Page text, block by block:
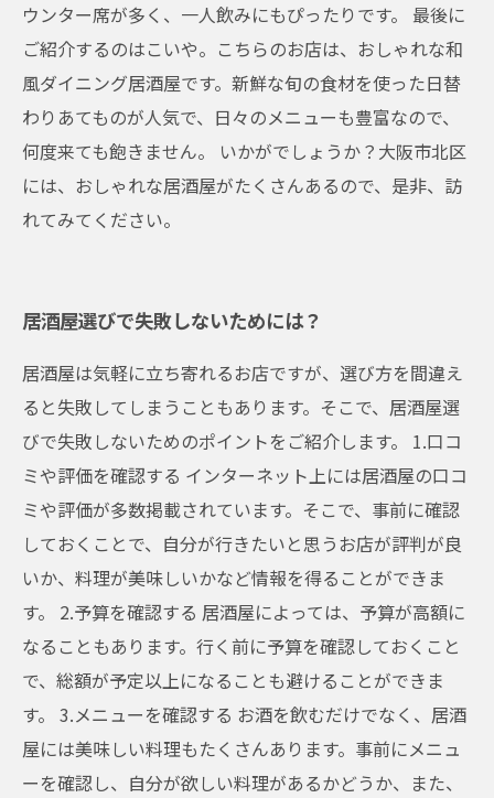
ウンター席が多く、一人飲みにもぴったりです。 最後に
ご紹介するのはこいや。こちらのお店は、おしゃれな和
風ダイニング居酒屋です。新鮮な旬の食材を使った日替
わりあてものが人気で、日々のメニューも豊富なので、
何度来ても飽きません。 いかがでしょうか？大阪市北区
には、おしゃれな居酒屋がたくさんあるので、是非、訪
れてみてください。
居酒屋選びで失敗しないためには？
居酒屋は気軽に立ち寄れるお店ですが、選び方を間違え
ると失敗してしまうこともあります。そこで、居酒屋選
びで失敗しないためのポイントをご紹介します。 1.口コ
ミや評価を確認する インターネット上には居酒屋の口コ
ミや評価が多数掲載されています。そこで、事前に確認
しておくことで、自分が行きたいと思うお店が評判が良
いか、料理が美味しいかなど情報を得ることができま
す。 2.予算を確認する 居酒屋によっては、予算が高額に
なることもあります。行く前に予算を確認しておくこと
で、総額が予定以上になることも避けることができま
す。 3.メニューを確認する お酒を飲むだけでなく、居酒
屋には美味しい料理もたくさんあります。事前にメニュ
ーを確認し、自分が欲しい料理があるかどうか、また、